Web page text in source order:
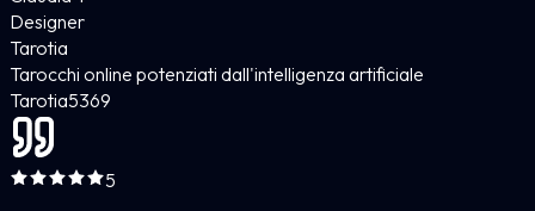
Designer
Tarotia
Tarocchi online potenziati dall'intelligenza artificiale
Tarotia5369
5